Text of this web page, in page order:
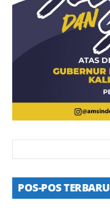
POS-POS TERBARU